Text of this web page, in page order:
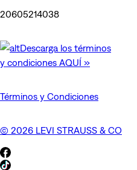
20605214038
Descarga los términos
y condiciones AQUÍ »
Términos y Condiciones
© 2026 LEVI STRAUSS & CO